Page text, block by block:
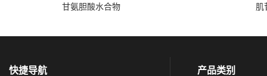
甘氨胆酸水合物 肌
快捷导航 产品类别